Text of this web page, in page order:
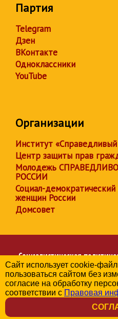
Партия
Telegram
Дзен
ВКонтакте
Одноклассники
YouTube
Организации
Институт
Центр защиты прав
Молодежь
РОССИИ
Социал-
женщин России
Домсовет
Социалистическая
Региональное отделение
©
Политика в отношении
Сайт использует cookie-
пользоваться сайтом без
согласие на обработку
соответствии с Правовая